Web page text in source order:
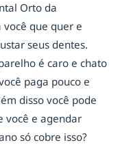
Orto da
que quer e
seus dentes.
é caro e chato
paga pouco e
disso você pode
você e agendar
só cobre isso?